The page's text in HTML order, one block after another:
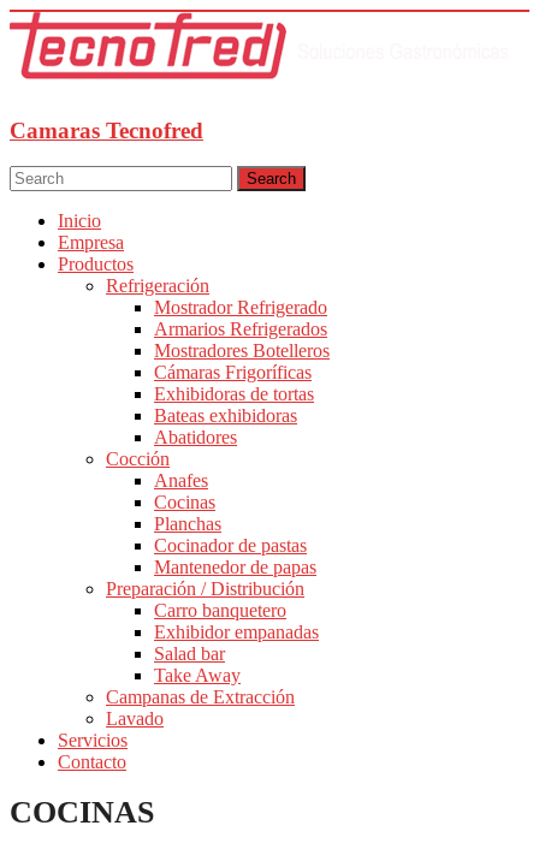
Camaras Tecnofred
Search
Inicio
Empresa
Productos
Refrigeración
Mostrador Refrigerado
Armarios Refrigerados
Mostradores Botelleros
Cámaras Frigoríficas
Exhibidoras de tortas
Bateas exhibidoras
Abatidores
Cocción
Anafes
Cocinas
Planchas
Cocinador de pastas
Mantenedor de papas
Preparación / Distribución
Carro banquetero
Exhibidor empanadas
Salad bar
Take Away
Campanas de Extracción
Lavado
Servicios
Contacto
COCINAS